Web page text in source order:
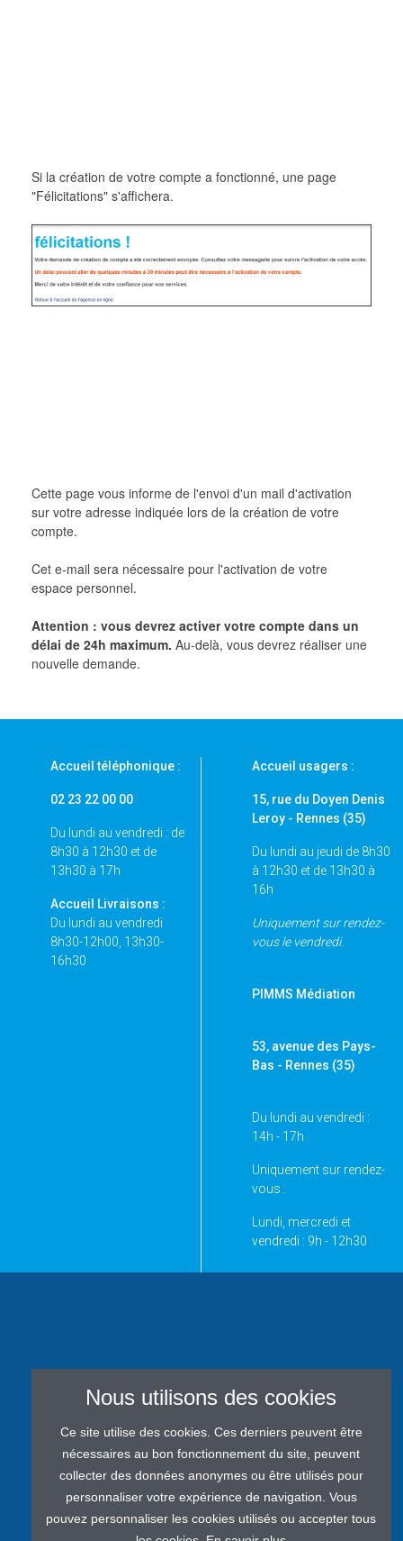
Si la création de votre compte a fonctionné, une page
"Félicitations" s'affichera.
Cette page vous informe de l'envoi d'un mail d'activation
sur votre adresse indiquée lors de la création de votre
compte.
Cet e-mail sera nécessaire pour l'activation de votre
espace personnel.
Attention : vous devrez activer votre compte dans un
délai de 24h maximum. Au-delà, vous devrez réaliser une
nouvelle demande.
Accueil téléphonique :
02 23 22 00 00
Du lundi au vendredi : de
8h30 à 12h30 et de
13h30 à 17h
Accueil Livraisons :
Du lundi au vendredi
8h30-12h00, 13h30-
16h30
Accueil usagers :
15, rue du Doyen Denis
Leroy - Rennes (35)
Du lundi au jeudi de 8h30
à 12h30 et de 13h30 à
16h
Uniquement sur rendez-
vous le vendredi.
PIMMS Médiation
53, avenue des Pays-
Bas - Rennes (35)
Du lundi au vendredi :
14h - 17h
Uniquement sur rendez-
vous :
Lundi, mercredi et
vendredi : 9h - 12h30
Foire aux questions
Réclamation
Politique de
confidentialité
Charte RGPD
MENU
Nous utilisons des cookies
Ce site utilise des cookies. Ces derniers peuvent être
nécessaires au bon fonctionnement du site, peuvent
collecter des données anonymes ou être utilisés pour
personnaliser votre expérience de navigation. Vous
pouvez personnaliser les cookies utilisés ou accepter tous